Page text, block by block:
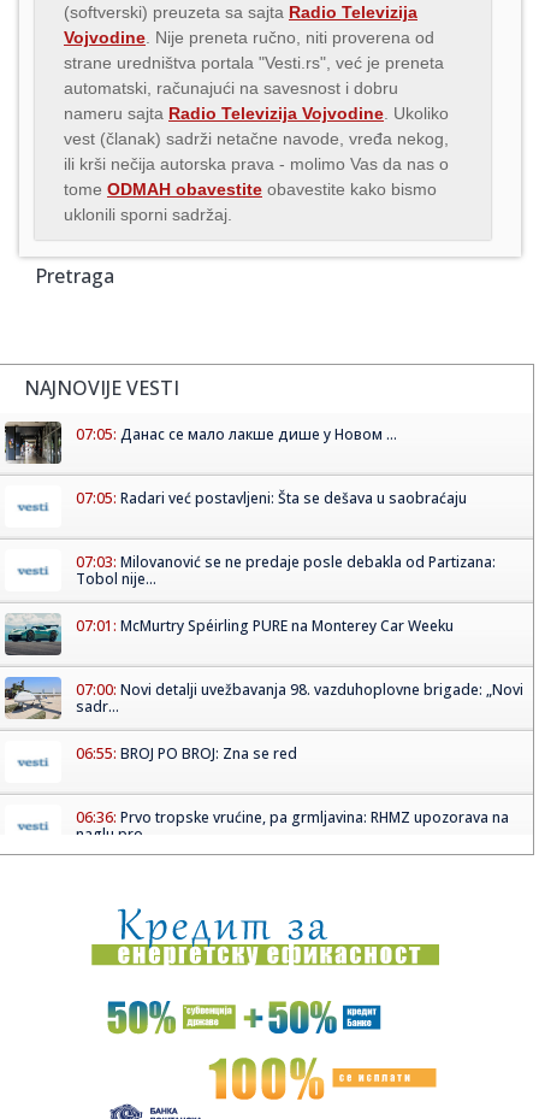
(softverski) preuzeta sa sajta Radio Televizija
Vojvodine . Nije preneta ručno, niti proverena od
strane uredništva portala "Vesti.rs", već je preneta
automatski, računajući na savesnost i dobru
nameru sajta Radio Televizija Vojvodine . Ukoliko
vest (članak) sadrži netačne navode, vređa nekog,
ili krši nečija autorska prava - molimo Vas da nas o
tome ODMAH obavestite obavestite kako bismo
uklonili sporni sadržaj.
Pretraga
NAJNOVIJE VESTI
07:05: Данас се мало лакше дише у Новом ...
07:05: Radari već postavljeni: Šta se dešava u saobraćaju
07:03: Milovanović se ne predaje posle debakla od Partizana:
Tobol nije...
07:01: McMurtry Spéirling PURE na Monterey Car Weeku
07:00: Novi detalji uvežbavanja 98. vazduhoplovne brigade: „Novi
sadr...
06:55: BROJ PO BROJ: Zna se red
06:36: Prvo tropske vrućine, pa grmljavina: RHMZ upozorava na
naglu pro...
06:11:Vlasnici poručili: "Nova Željezara Zenica nikada nije bila na
06:11:"Mozaik prijateljstva" traži plac za novi dom javne kuhinje
Alarm iz Doboja: Procjedne vode iz deponije završavaju u